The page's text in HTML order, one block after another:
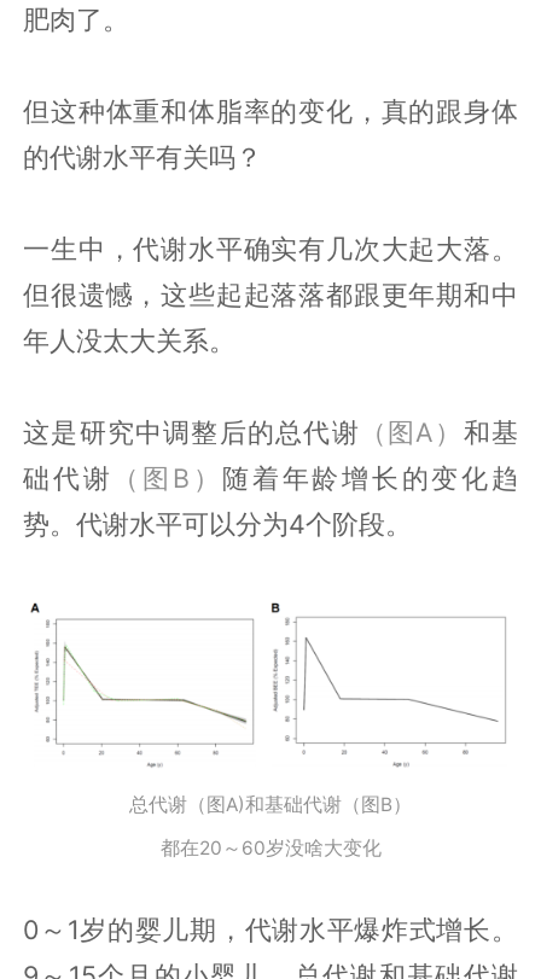
肥肉了。
但这种体重和体脂率的变化，真的跟身体
的代谢水平有关吗？
一生中，代谢水平确实有几次大起大落。
但很遗憾，这些起起落落都跟更年期和中
年人没太大关系。
这是研究中调整后的总代谢 （图A） 和基
础代谢
（图B） 随着年龄增长的变化趋
势。代谢水平可以分为4个阶段。
总代谢（图A)和基础代谢（图B）
都在20～60岁没啥大变化
0～1岁的婴儿期，代谢水平爆炸式增长。